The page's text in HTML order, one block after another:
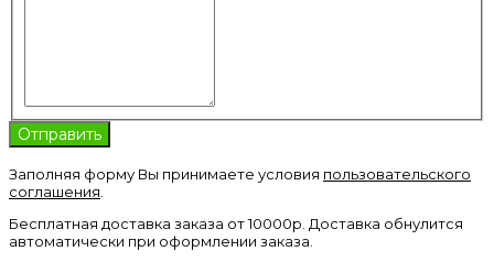
Заполняя форму Вы принимаете условия пользовательского
соглашения
Бесплатная доставка заказа от 10000р. Доставка обнулится
автоматически при оформлении заказа.